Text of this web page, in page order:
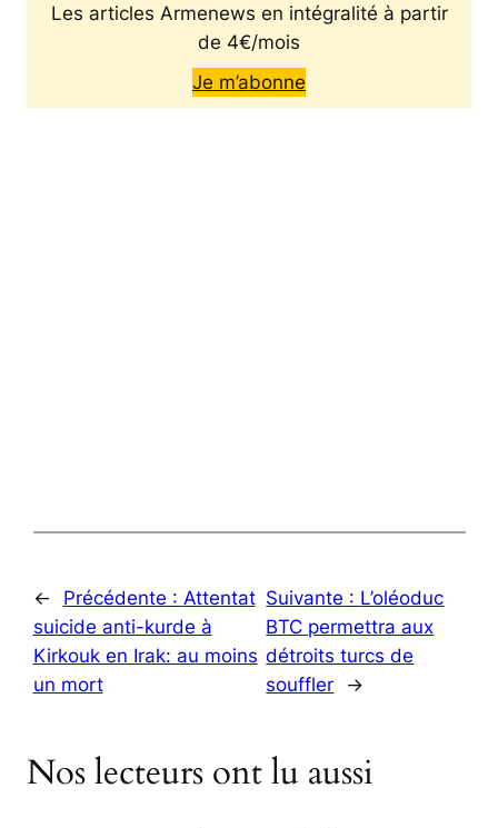
Les articles Armenews en intégralité à partir
de 4€/mois
Je m’abonne
← Précédente : Attentat
suicide anti-kurde à
Kirkouk en Irak: au moins
un mort
Suivante : L’oléoduc
BTC permettra aux
détroits turcs de
souffler
→
Nos lecteurs ont lu aussi